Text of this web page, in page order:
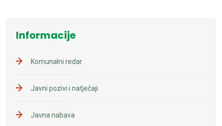
Informacije
Komunalni redar
Javni pozivi i natječaji
Javna nabava